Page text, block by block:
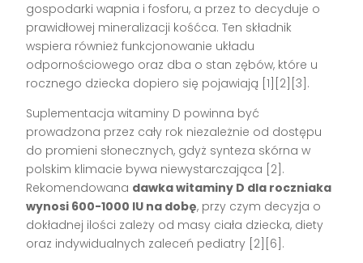
gospodarki wapnia i fosforu, a przez to decyduje o
prawidłowej mineralizacji kośćca. Ten składnik
wspiera również funkcjonowanie układu
odpornościowego oraz dba o stan zębów, które u
rocznego dziecka dopiero się pojawiają [1][2][3] .
Suplementacja witaminy D powinna być
prowadzona przez cały rok niezależnie od dostępu
do promieni słonecznych, gdyż synteza skórna w
polskim klimacie bywa niewystarczająca [2] .
Rekomendowana dawka witaminy D dla roczniaka
wynosi 600-1000 IU na dobę, przy czym decyzja o
dokładnej ilości zależy od masy ciała dziecka, diety
oraz indywidualnych zaleceń pediatry [2][6] .